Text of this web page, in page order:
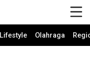
Lifestyle Olahraga